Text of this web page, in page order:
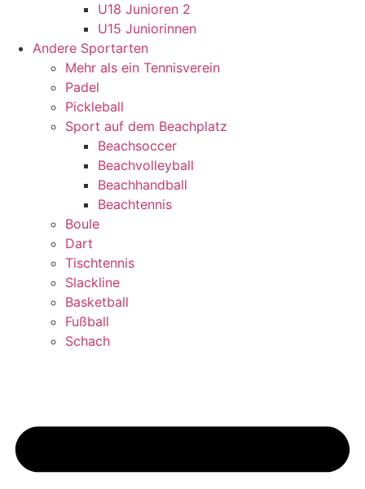
U18 Junioren 2
U15 Juniorinnen
Andere Sportarten
Mehr als ein Tennisverein
Padel
Pickleball
Sport auf dem Beachplatz
Beachsoccer
Beachvolleyball
Beachhandball
Beachtennis
Boule
Dart
Tischtennis
Slackline
Basketball
Fußball
Schach